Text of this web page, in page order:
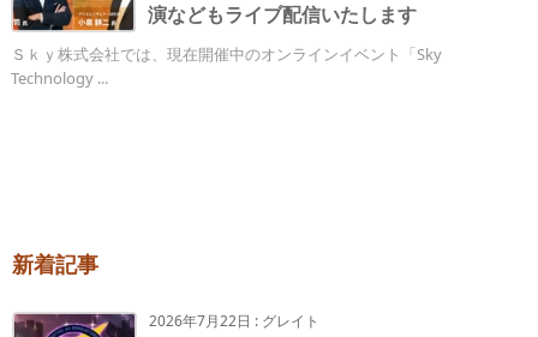
演などもライブ配信いたします
Ｓｋｙ株式会社では、現在開催中のオンラインイベント「Sky
Technology ...
新着記事
2026年7月22日 : グレイト